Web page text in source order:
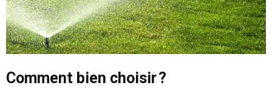
Comment bien choisir ?